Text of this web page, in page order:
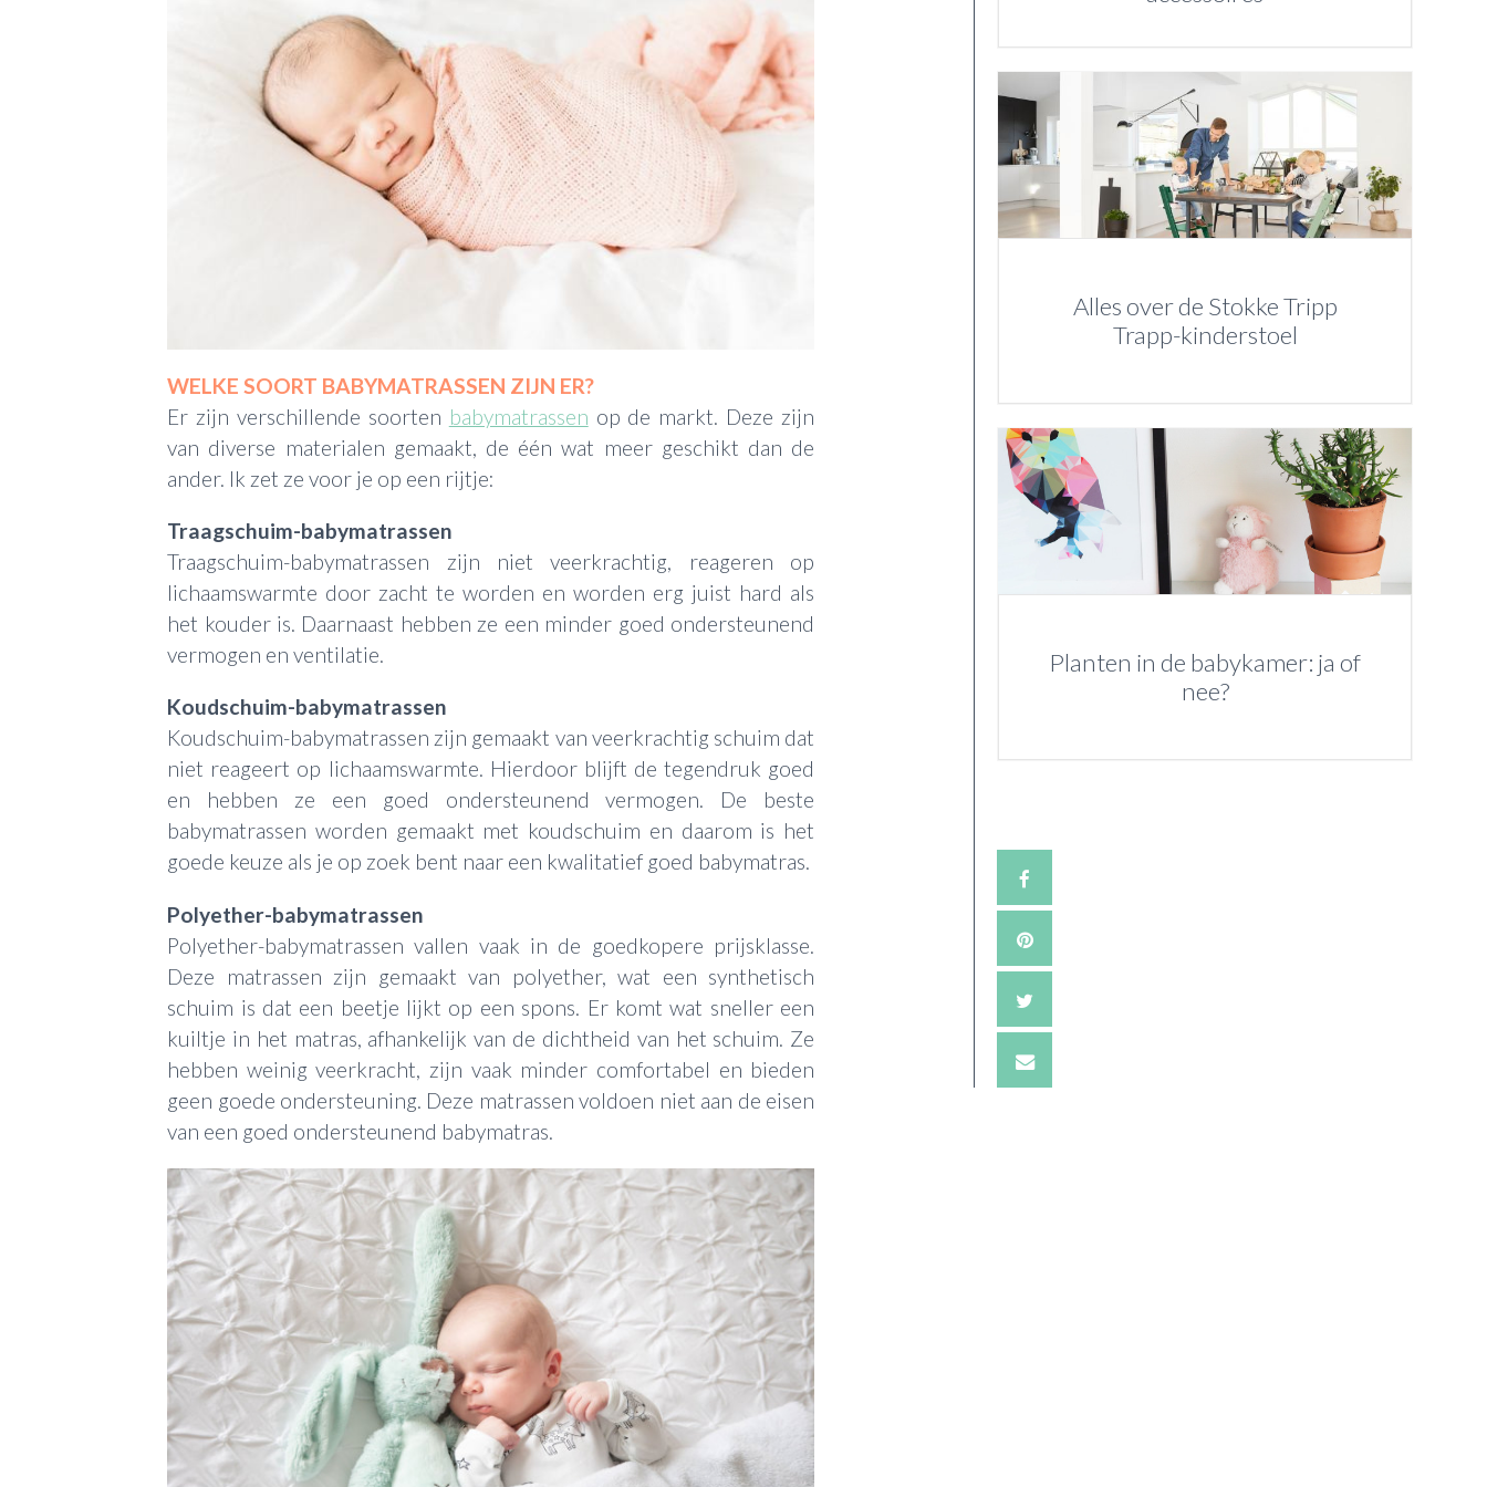
WELKE SOORT BABYMATRASSEN ZIJN ER?
Er zijn verschillende soorten babymatrassen op de markt. Deze zijn
van diverse materialen gemaakt, de één wat meer geschikt dan de
ander. Ik zet ze voor je op een rijtje:
Traagschuim-babymatrassen
Traagschuim-babymatrassen zijn niet veerkrachtig, reageren op
lichaamswarmte door zacht te worden en worden erg juist hard als
het kouder is. Daarnaast hebben ze een minder goed ondersteunend
vermogen en ventilatie.
Koudschuim-babymatrassen
Koudschuim-babymatrassen zijn gemaakt van veerkrachtig schuim dat
niet reageert op lichaamswarmte. Hierdoor blijft de tegendruk goed
en hebben ze een goed ondersteunend vermogen. De beste
babymatrassen worden gemaakt met koudschuim en daarom is het
goede keuze als je op zoek bent naar een kwalitatief goed babymatras.
Polyether-babymatrassen
Polyether-babymatrassen vallen vaak in de goedkopere prijsklasse.
Deze matrassen zijn gemaakt van polyether, wat een synthetisch
schuim is dat een beetje lijkt op een spons. Er komt wat sneller een
kuiltje in het matras, afhankelijk van de dichtheid van het schuim. Ze
hebben weinig veerkracht, zijn vaak minder comfortabel en bieden
geen goede ondersteuning. Deze matrassen voldoen niet aan de eisen
van een goed ondersteunend babymatras.
Alles over de Stokke Tripp
Trapp-kinderstoel
Planten in de babykamer: ja of
nee?